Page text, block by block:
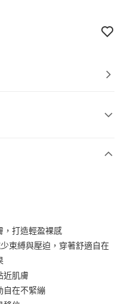
，打造輕盈裸感
束縛與壓迫，穿著舒適自在
近肌膚
自在不緊繃